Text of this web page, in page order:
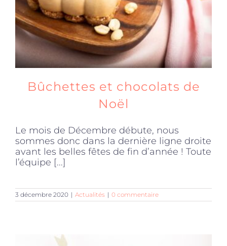
Bûchettes et chocolats de
Noël
Le mois de Décembre débute, nous
sommes donc dans la dernière ligne droite
avant les belles fêtes de fin d’année ! Toute
l’équipe [...]
3 décembre 2020 | Actualités | 0 commentaire